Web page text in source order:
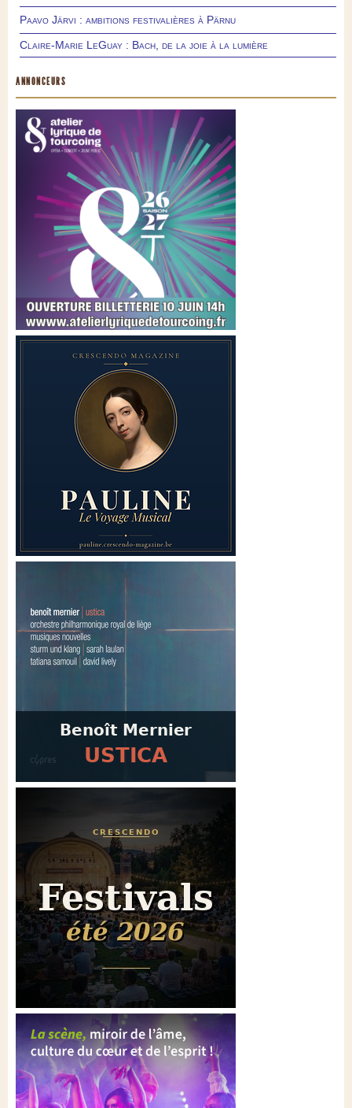
Paavo Järvi : ambitions festivalières à Pärnu
Claire-Marie LeGuay : Bach, de la joie à la lumière
ANNONCEURS